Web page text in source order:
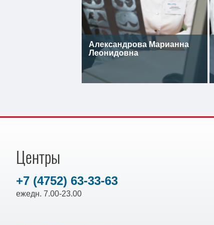
Александрова Марианна
Леонидовна
Центры
+7 (4752) 63-33-63
ежедн. 7.00-23.00